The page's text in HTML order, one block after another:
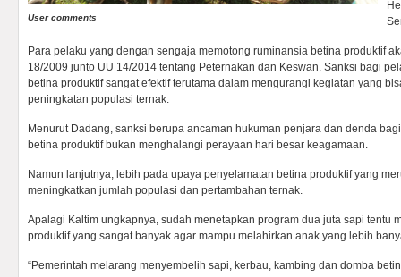
User comments
Para pelaku yang dengan sengaja memotong ruminansia betina produktif
18/2009 junto UU 14/2014 tentang Peternakan dan Keswan. Sanksi bagi
betina produktif sangat efektif terutama dalam mengurangi kegiatan yang
peningkatan populasi ternak.
Menurut Dadang, sanksi berupa ancaman hukuman penjara dan denda
betina produktif bukan menghalangi perayaan hari besar keagamaan.
Namun lanjutnya, lebih pada upaya penyelamatan betina produktif yang
meningkatkan jumlah populasi dan pertambahan ternak.
Apalagi Kaltim ungkapnya, sudah menetapkan program dua juta sapi tentu
produktif yang sangat banyak agar mampu melahirkan anak yang lebih
“Pemerintah melarang menyembelih sapi, kerbau, kambing dan domba